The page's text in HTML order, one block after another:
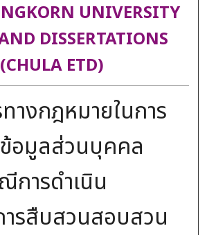
UNIVERSITY
DISSERTATIONS
(CHULA ETD)
างกฎหมายในการ
อมูลส่วนบุคคล
การดำเนิน
ารสืบสวนสอบสวน